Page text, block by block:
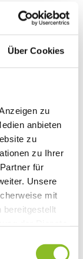
Über Cookies
zu
anbieten
zu
zu Ihrer
für
Unsere
mit
bereitgestellt